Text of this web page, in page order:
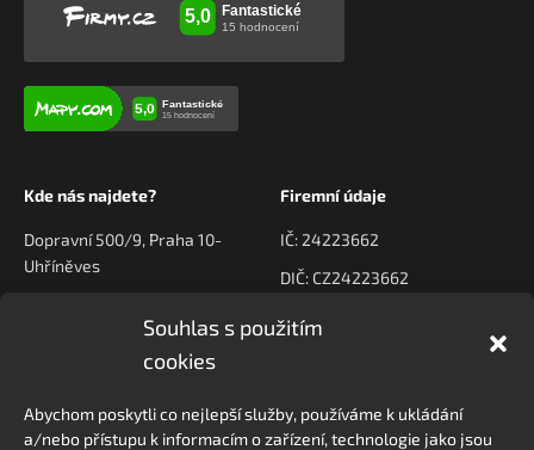
Souhlas s použitím
cookies
Abychom poskytli co nejlepší služby, používáme k ukládání
a/nebo přístupu k informacím o zařízení, technologie jako jsou
Kde nás najdete?
Dopravní 500/9, Praha 10-
Uhříněves
Firemní údaje
IČ: 24223662
DIČ: CZ24223662
Kontaktujte nás
+420 778 222 800
Navigace
O nás